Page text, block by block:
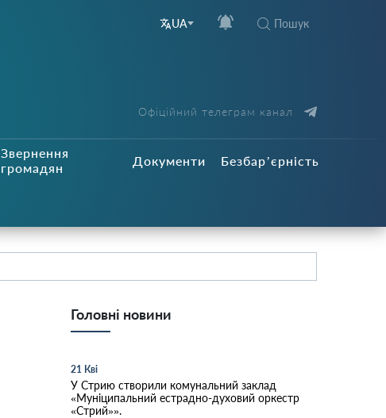
UA Пошук
Офіційний телеграм канал
Звернення
громадян
Документи Безбар’єрність
Головні новини
21 Кві
У Стрию створили комунальний заклад
«Муніципальний естрадно-духовий оркестр
«Стрий»».